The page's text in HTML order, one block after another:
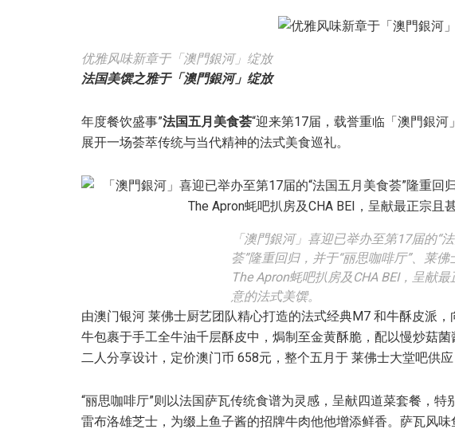
优雅风味新章于「澳門銀河」绽放
法国美馔之雅于「澳門銀河」绽放
年度餐饮盛事”法国五月美食荟“迎来第17届，载誉重临「澳門銀河
展开一场荟萃传统与当代精神的法式美食巡礼。
「澳門銀河」喜迎已举办至第17届的“
荟”隆重回归，并于“丽思咖啡厅”、莱佛
The Apron蚝吧扒房及CHA BEI，呈献
意的法式美馔。
由澳门银河 莱佛士厨艺团队精心打造的法式经典M7 和牛酥皮派
牛包裹于手工全牛油千层酥皮中，焗制至金黄酥脆，配以慢炒菇
二人分享设计，定价澳门币 658元，整个五月于 莱佛士大堂吧供应
“丽思咖啡厅”则以法国萨瓦传统食谱为灵感，呈献四道菜套餐，
雷布洛雄芝士，为缀上鱼子酱的招牌牛肉他他增添鲜香。萨瓦风